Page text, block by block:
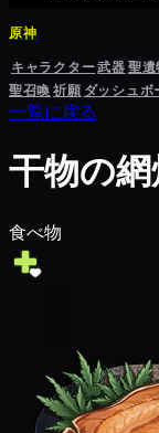
原神
キャラクター武器聖遺
聖召喚祈願 ダッシュボ
一覧に戻る
干物の網
食べ物